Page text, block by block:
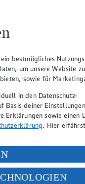
Extra
erhältlich
• Nur in
bestmögliches
um unsere Website zu
sowie für
in den Datenschutz-
Basis deiner
Erklärungen sowie einen
. Hier
durch Facebook und
Art. 49 Abs. 1 Satz 1 lit.
EuGH sieht die USA als